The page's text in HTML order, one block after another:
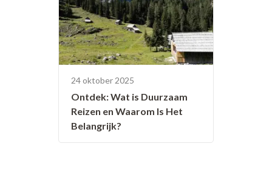
24 oktober 2025
Ontdek: Wat is Duurzaam
Reizen en Waarom Is Het
Belangrijk?